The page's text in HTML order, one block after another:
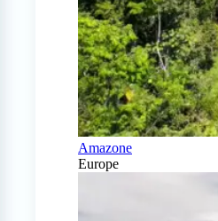
Amazone
Europe